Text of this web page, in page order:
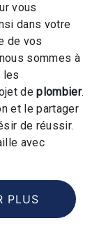
vous
dans votre
de vos
sommes à
les
deplombier.
et le partager
de réussir.
avec
PLUS